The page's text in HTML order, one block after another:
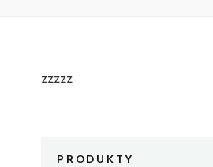
zzzzz
PRODUKTY